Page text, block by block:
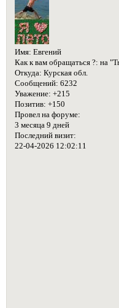
Имя: Евгений
Как к вам обращаться ?: на
Откуда: Курская обл.
Сообщений: 6232
Уважение: +215
Позитив: +150
Провел на форуме:
3 месяца 9 дней
Последний визит:
22-04-2026 12:02:11